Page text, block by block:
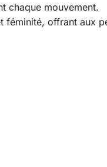
chaque mouvement.
féminité, offrant aux